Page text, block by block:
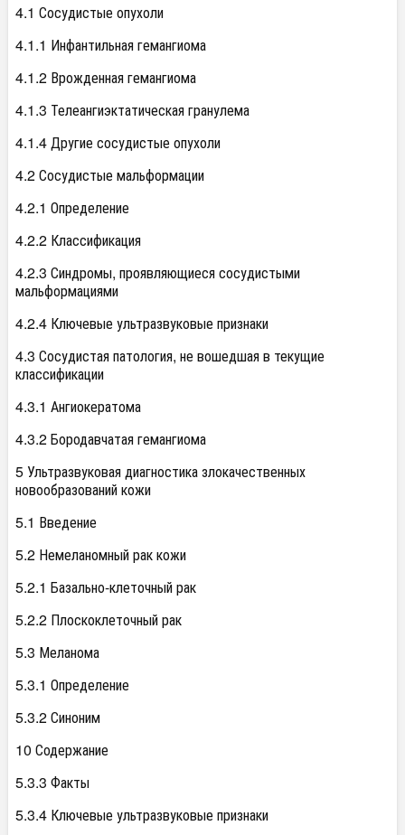
4.1 Сосудистые опухоли
4.1.1 Инфантильная гемангиома
4.1.2 Врожденная гемангиома
4.1.3 Телеангиэктатическая гранулема
4.1.4 Другие сосудистые опухоли
4.2 Сосудистые мальформации
4.2.1 Определение
4.2.2 Классификация
4.2.3 Синдромы, проявляющиеся сосудистыми
мальформациями
4.2.4 Ключевые ультразвуковые признаки
4.3 Сосудистая патология, не вошедшая в текущие
классификации
4.3.1 Ангиокератома
4.3.2 Бородавчатая гемангиома
5 Ультразвуковая диагностика злокачественных
новообразований кожи
5.1 Введение
5.2 Немеланомный рак кожи
5.2.1 Базально-клеточный рак
5.2.2 Плоскоклеточный рак
5.3 Меланома
5.3.1 Определение
5.3.2 Синоним
10 Содержание
5.3.3 Факты
5.3.4 Ключевые ультразвуковые признаки